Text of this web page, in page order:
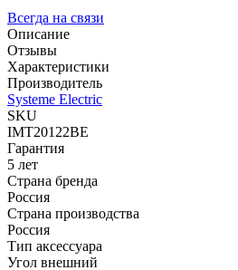
Всегда на связи
Описание
Отзывы
Характеристики
Производитель
Systeme Electric
SKU
IMT20122BE
Гарантия
5 лет
Страна бренда
Россия
Страна производства
Россия
Тип аксессуара
Угол внешний